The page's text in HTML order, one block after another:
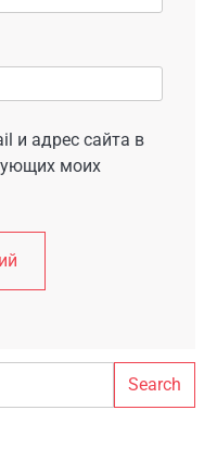
и адрес сайта в
моих
Search